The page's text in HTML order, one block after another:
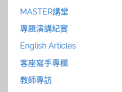
MASTER講堂
專題演講紀實
English Articles
客座寫手專欄
教師專訪